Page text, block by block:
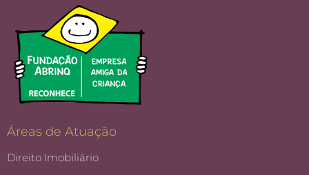
Áreas de Atuação
Direito Imobiliário